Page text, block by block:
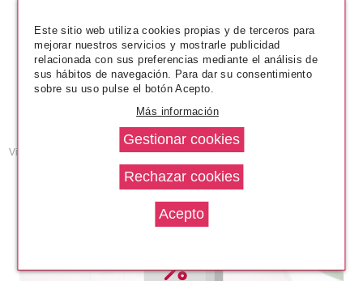
BROCHA BISELADA PARA OJOS
DRAMA QUEEN
Pvr 6.95€
-54%
desde
3.20€
Viendo del productos) Páginas de Resultados:
Este sitio web utiliza cookies propias y de terceros para
mejorar nuestros servicios y mostrarle publicidad
relacionada con sus preferencias mediante el análisis de
sus hábitos de navegación. Para dar su consentimiento
sobre su uso pulse el botón Acepto.
Más información